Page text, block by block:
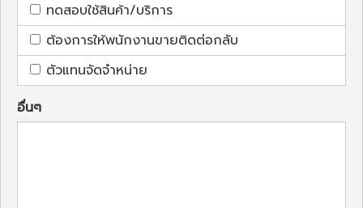
ทดสอบใช้สินค้า/บริการ
ต้องการให้พนักงานขายติดต่อกลับ
ตัวแทนจัดจำหน่าย
อื่นๆ